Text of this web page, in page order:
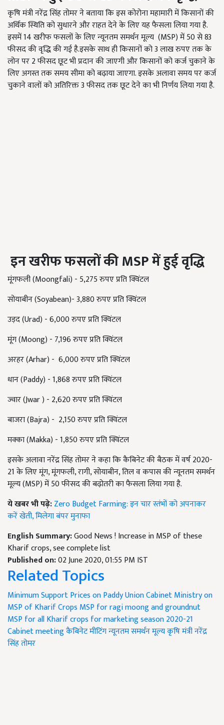
कृषि मंत्री नरेंद्र सिंह तोमर ने बताया कि इस कोरोना महामारी में किसानों की
अर्थिक स्थिति को सुधारने और राहत देने के लिए यह फैसला लिया गया है.
इसमें 14 खरीफ फसलों के लिए न्यूनतम समर्थन मूल्य (MSP) में 50 से 83
फीसद की वृद्धि की गई है.इसके साथ ही किसानों को 3 लाख रुपए तक के
लोन पर 2 फीसद छूट भी प्रदान की जाएगी और किसानों को कर्ज चुकाने के
लिए अगस्त तक समय सीमा को बढ़ाया जाएगा. इसके अलावा समय पर कर्ज
चुकाने वालों को अतिरिक्त 3 फीसद तक छूट देने का भी निर्णय लिया गया है.
इनखरीफफसलोंकीMSPमेंहुईवृद्धि
मूंगफली (Moongfali) - 5,275 रुपए प्रति क्विंटल
सोयाबीन (Soyabean)- 3,880 रुपए प्रति क्विंटल
उड़द (Urad) - 6,000 रुपए प्रति क्विंटल
मूंग (Moong) - 7,196 रुपए प्रति क्विंटल
अरहर (Arhar) - 6,000 रुपए प्रति क्विंटल
धान (Paddy) - 1,868 रुपए प्रति क्विंटल
ज्वार (Jwar ) - 2,620 रुपए प्रति क्विंटल
बाजरा (Bajra) - 2,150 रुपए प्रति क्विंटल
मक्का (Makka) - 1,850 रुपए प्रति क्विंटल
इसके अलावा नरेंद्र सिंह तोमर ने कहा कि कैबिनेट की बैठक में वर्ष 2020-
21 के लिए मूंग, मूंगफली, रागी, सोयाबीन, तिल व कपास की न्यूनतम समर्थन
मूल्य (MSP) में 50 फीसद की बढ़ोतरी का फैसला लिया गया है.
ये खबर भी पढ़े:Zero Budget Farming: इन चार स्तंभों को अपनाकर
करें खेती, मिलेगा बंपर मुनाफा
English Summary:Good News ! Increase in MSP of these
Kharif crops, see complete list
Published on:02 June 2020, 01:55 PM IST
Related Topics
Minimum Support Prices on PaddyUnion Cabinet Ministry on
MSP of Kharif Crops MSP for ragi moong and groundnut
MSP for all Kharif crops for marketing season 2020-21
Cabinet meetingकैबिनेट मीटिंगन्यूनतम समर्थन मूल्यकृषि मंत्री नरेंद्र
सिंह तोमर